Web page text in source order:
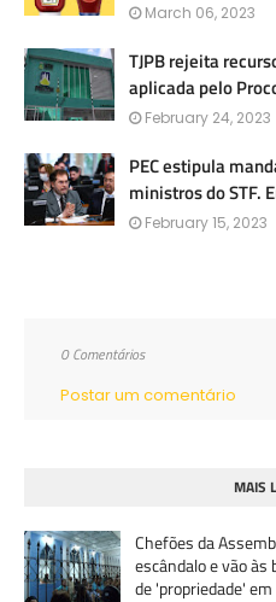
March 06, 2023
TJPB rejeita
aplicada pelo
February 24, 2023
PEC estipula
ministros do STF.
February 15, 2023
0 Comentários
Postar um comentário
MAIS
Chefões da
escândalo e vão
de 'propriedade' em